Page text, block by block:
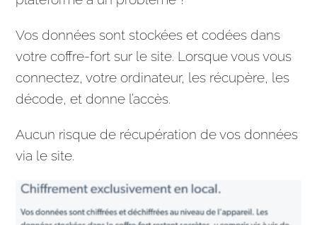
Vos données sont stockées et codées dans
votre coffre-fort sur le site. Lorsque vous vous
connectez, votre ordinateur, les récupère, les
décode, et donne l’accès.
Aucun risque de récupération de vos données
via le site.